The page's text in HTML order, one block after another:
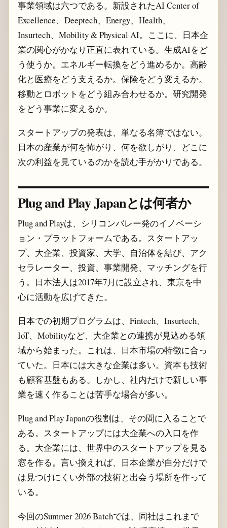
事業領域は六つである。新設されたAI Center of
Excellence、Deeptech、Energy、Health、
Insurtech、Mobility & Physical AI。ここに、日本企
業の関心がかなり正直に表れている。生成AIをど
う使うか。エネルギー転換をどう進めるか。高齢
化と医療をどう支えるか。保険をどう変えるか。
移動とロボットをどう組み合わせるか。研究開発
をどう事業に変えるか。
スタートアップの発表は、単なる名簿ではない。
日本の産業が何を怖がり、何を欲しがり、どこに
次の利益を見ているのかを読む手がかりである。
Plug and Play Japanとは何者か
Plug and Playは、シリコンバレー発のイノベーシ
ョン・プラットフォームである。スタートアッ
プ、大企業、投資家、大学、自治体を結び、アク
セラレーター、投資、事業開発、マッチングを行
う。日本法人は2017年7月に設立され、東京を中
心に活動を広げてきた。
日本での初期プログラムは、Fintech、Insurtech、
IoT、Mobilityなど、大企業との連携が見込める領
域から始まった。これは、日本市場の特徴に合っ
ていた。日本には大きな企業は多い。資本も技術
も顧客基盤もある。しかし、社内だけで新しい事
業を速く作ることは苦手な場合が多い。
Plug and Play Japanの役割は、その間に入ることで
ある。スタートアップには大企業への入口を作
る。大企業には、世界中のスタートアップを見る
窓を作る。言い換えれば、日本企業が自分だけで
は見つけにくい外部の技術と出会う場所を作って
いる。
今回のSummer 2026 Batchでは、同社はこれまで